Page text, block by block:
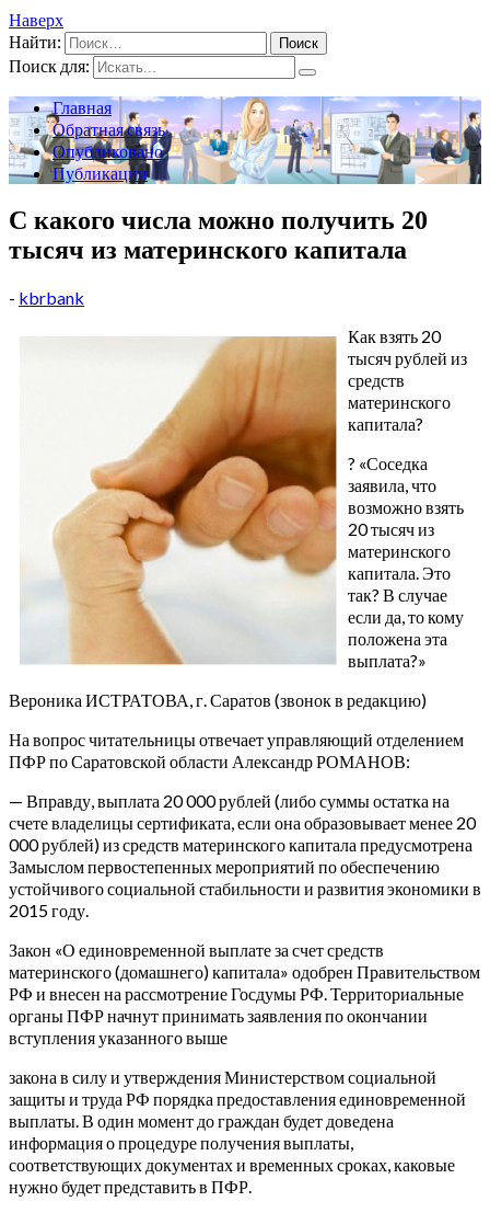
Наверх
Найти:
Поиск для:
Главная
Обратная связь
Опубликовано
Публикации
С какого числа можно получить 20
тысяч из материнского капитала
- kbrbank
Как взять 20
тысяч рублей из
средств
материнского
капитала?
? «Соседка
заявила, что
возможно взять
20 тысяч из
материнского
капитала. Это
так? В случае
если да, то кому
положена эта
выплата?»
Вероника ИСТРАТОВА, г. Саратов (звонок в редакцию)
На вопрос читательницы отвечает управляющий отделением
ПФР по Саратовской области Александр РОМАНОВ:
— Вправду, выплата 20 000 рублей (либо суммы остатка на
счете владелицы сертификата, если она образовывает менее 20
000 рублей) из средств материнского капитала предусмотрена
Замыслом первостепенных мероприятий по обеспечению
устойчивого социальной стабильности и развития экономики в
2015 году.
Закон «О единовременной выплате за счет средств
материнского (домашнего) капитала» одобрен Правительством
РФ и внесен на рассмотрение Госдумы РФ. Территориальные
органы ПФР начнут принимать заявления по окончании
вступления указанного выше
закона в силу и утверждения Министерством социальной
защиты и труда РФ порядка предоставления единовременной
выплаты. В один момент до граждан будет доведена
информация о процедуре получения выплаты,
соответствующих документах и временных сроках, каковые
нужно будет представить в ПФР.